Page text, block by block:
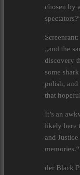
chosen by
Screenrant:
„and the
discovery
some
polish,
that
It’s an
likely here
and
memories.“
der Black